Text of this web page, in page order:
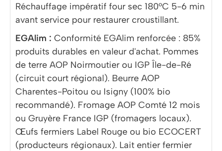
Réchauffage impératif four sec 180°C 5-6 min
avant service pour restaurer croustillant.
EGAlim : Conformité EGAlim renforcée : 85%
produits durables en valeur d'achat. Pommes
de terre AOP Noirmoutier ou IGP Île-de-Ré
(circuit court régional). Beurre AOP
Charentes-Poitou ou Isigny (100% bio
recommandé). Fromage AOP Comté 12 mois
ou Gruyère France IGP (fromagers locaux).
Œufs fermiers Label Rouge ou bio ECOCERT
(producteurs régionaux). Lait entier fermier